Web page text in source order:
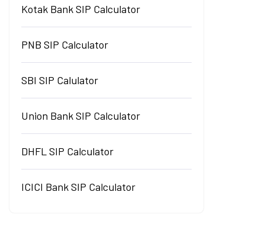
Kotak Bank SIP Calculator
PNB SIP Calculator
SBI SIP Calulator
Union Bank SIP Calculator
DHFL SIP Calculator
ICICI Bank SIP Calculator